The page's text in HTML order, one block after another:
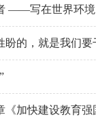
——写在世界环
盼的，就是我们要
《加快建设教育强